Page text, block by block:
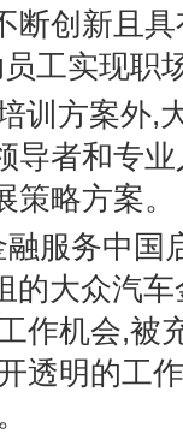
断创新且
工实现职
训方案外,
导者和专
略方案。
服务中国
的大众汽
作机会,被
透明的工